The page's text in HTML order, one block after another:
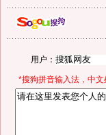
用户：
*搜狗拼音输入法，中